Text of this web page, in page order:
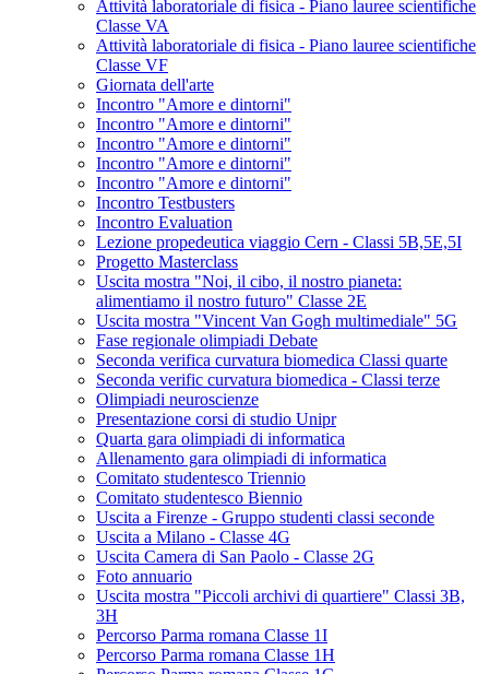
Attività laboratoriale di fisica - Piano lauree scientifiche
Classe VA
Attività laboratoriale di fisica - Piano lauree scientifiche
Classe VF
Giornata dell'arte
Incontro "Amore e dintorni"
Incontro "Amore e dintorni"
Incontro "Amore e dintorni"
Incontro "Amore e dintorni"
Incontro "Amore e dintorni"
Incontro Testbusters
Incontro Evaluation
Lezione propedeutica viaggio Cern - Classi 5B,5E,5I
Progetto Masterclass
Uscita mostra "Noi, il cibo, il nostro pianeta:
alimentiamo il nostro futuro" Classe 2E
Uscita mostra "Vincent Van Gogh multimediale" 5G
Fase regionale olimpiadi Debate
Seconda verifica curvatura biomedica Classi quarte
Seconda verific curvatura biomedica - Classi terze
Olimpiadi neuroscienze
Presentazione corsi di studio Unipr
Quarta gara olimpiadi di informatica
Allenamento gara olimpiadi di informatica
Comitato studentesco Triennio
Comitato studentesco Biennio
Uscita a Firenze - Gruppo studenti classi seconde
Uscita a Milano - Classe 4G
Uscita Camera di San Paolo - Classe 2G
Foto annuario
Uscita mostra "Piccoli archivi di quartiere" Classi 3B,
3H
Percorso Parma romana Classe 1I
Percorso Parma romana Classe 1H